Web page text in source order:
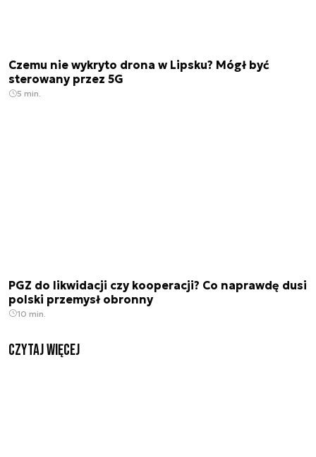
Czemu nie wykryto drona w Lipsku? Mógł być
sterowany przez 5G
5 min.
PGZ do likwidacji czy kooperacji? Co naprawdę dusi
polski przemysł obronny
10 min.
czytaj więcej